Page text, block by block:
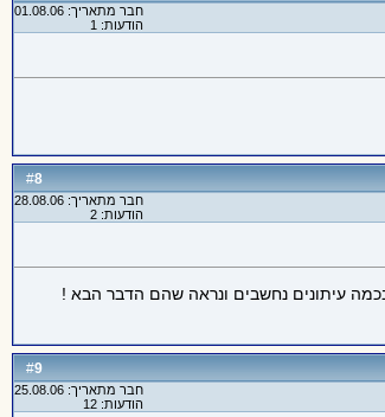
חבר מתאריך: 01.08.06
הודעות: 1
#
8
חבר מתאריך: 28.08.06
הודעות: 2
עיתונים נחשבים ונראה שהם הדבר הבא !
#
9
חבר מתאריך: 25.08.06
הודעות: 12